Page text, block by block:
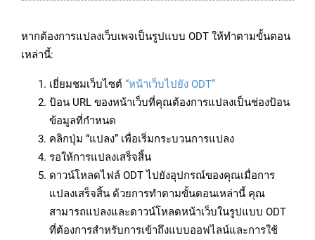
หากต้องการแปลงเว็บเพจเป็นรูปแบบ ODT ให้ทำตามขั้นตอน
เหล่านี้:
เยี่ยมชมเว็บไซต์ “หน้าเว็บไปยัง ODT”
ป้อน URL ของหน้าเว็บที่คุณต้องการแปลงเป็นช่องป้อน
ข้อมูลที่กำหนด
คลิกปุ่ม “แปลง” เพื่อเริ่มกระบวนการแปลง
รอให้การแปลงเสร็จสิ้น
ดาวน์โหลดไฟล์ ODT ไปยังอุปกรณ์ของคุณเมื่อการ
แปลงเสร็จสิ้น ด้วยการทำตามขั้นตอนเหล่านี้ คุณ
สามารถแปลงและดาวน์โหลดหน้าเว็บในรูปแบบ ODT
ที่ต้องการสำหรับการเข้าถึงแบบออฟไลน์และการใช้